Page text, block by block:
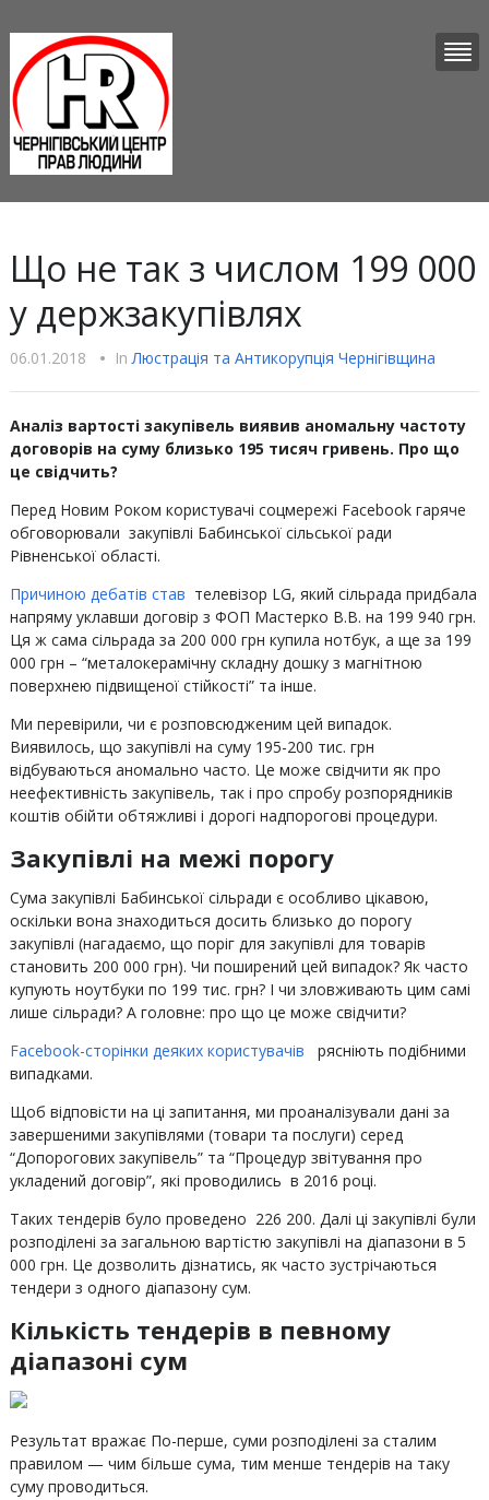
Що не так з числом 199 000
у держзакупівлях
06.01.2018 • InЛюстрацiя та Антикорупцiя Чернігівщина
Аналіз вартості закупівель виявив аномальну частоту
договорів на суму близько 195 тисяч гривень. Про що
це свідчить?
Перед Новим Роком користувачі соцмережі Facebook гаряче
обговорювали закупівлі Бабинської сільської ради
Рівненської області.
Причиною дебатів став телевізор LG, який сільрада придбала
напряму уклавши договір з ФОП Мастерко В.В. на 199 940 грн.
Ця ж сама сільрада за 200 000 грн купила нотбук, а ще за 199
000 грн – “металокерамічну складну дошку з магнітною
поверхнею підвищеної стійкості” та інше.
Ми перевірили, чи є розповсюдженим цей випадок.
Виявилось, що закупівлі на суму 195-200 тис. грн
відбуваються аномально часто. Це може свідчити як про
неефективність закупівель, так і про спробу розпорядників
коштів обійти обтяжливі і дорогі надпорогові процедури.
Закупівлі на межі порогу
Сума закупівлі Бабинської сільради є особливо цікавою,
оскільки вона знаходиться досить близько до порогу
закупівлі (нагадаємо, що поріг для закупівлі для товарів
становить 200 000 грн). Чи поширений цей випадок? Як часто
купують ноутбуки по 199 тис. грн? І чи зловживають цим самі
лише сільради? А головне: про що це може свідчити?
Facebook-сторінки деяких користувачів
рясніють подібними
випадками.
Щоб відповісти на ці запитання, ми проаналізували дані за
завершеними закупівлями (товари та послуги) серед
“Допорогових закупівель” та “Процедур звітування про
укладений договір”, які проводились в 2016 році.
Таких тендерів було проведено 226 200. Далі ці закупівлі були
розподілені за загальною вартістю закупівлі на діапазони в 5
000 грн. Це дозволить дізнатись, як часто зустрічаються
тендери з одного діапазону сум.
Кількість тендерів в певному
діапазоні сум
Результат вражає По-перше, суми розподілені за сталим
правилом — чим більше сума, тим менше тендерів на таку
суму проводиться.